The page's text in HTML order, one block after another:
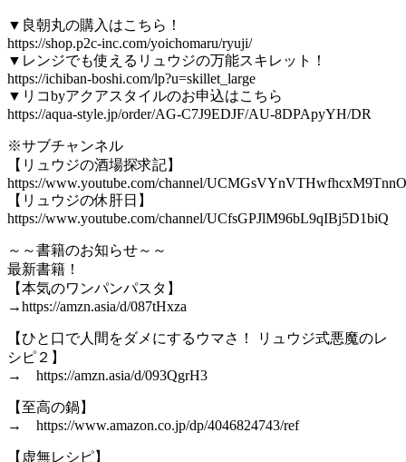
▼良朝丸の購入はこちら！
https://shop.p2c-inc.com/yoichomaru/ryuji/
▼レンジでも使えるリュウジの万能スキレット！
https://ichiban-boshi.com/lp?u=skillet_large
▼リコbyアクアスタイルのお申込はこちら
https://aqua-style.jp/order/AG-C7J9EDJF/AU-8DPApyYH/DR
※サブチャンネル
【リュウジの酒場探求記】
https://www.youtube.com/channel/
【リュウジの休肝日】
https://www.youtube.com/channel/UCfsGPJlM96bL9qIBj5D1biQ
～～書籍のお知らせ～～
最新書籍！
【本気のワンパンパスタ】
→https://amzn.asia/d/087tHxza
【ひと口で人間をダメにするウマさ！ リュウジ式悪魔のレ
シピ２】
→ https://amzn.asia/d/093QgrH3
【至高の鍋】
→ https://www.amazon.co.jp/dp/4046824743/ref
【虚無レシピ】